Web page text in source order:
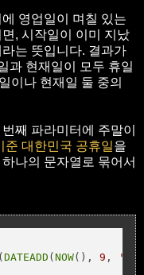
영업일이 며칠 있는
, 시작일이 이미 지났
는 뜻입니다. 결과가
과 현재일이 모두 휴일
이나 현재일 둘 중의
째 파라미터에 주말이
준 대한민국 공휴일을
나의 문자열로 묶어서
( DATEADD ( NOW(), 9 ,